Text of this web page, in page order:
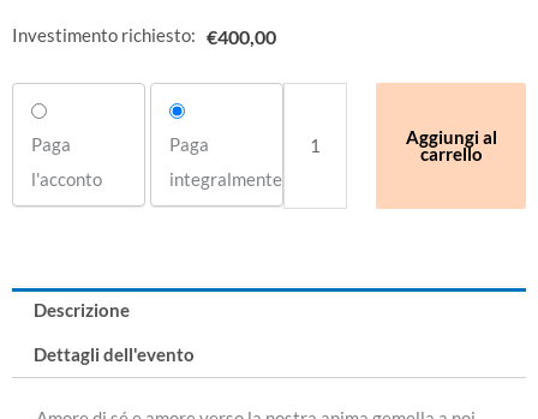
Investimento richiesto: €400,00
Paga
l'acconto
Paga
integralmente
Aggiungi al
carrello
Descrizione
Dettagli dell'evento